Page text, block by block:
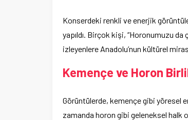
Konserdeki renkli ve enerjik
yapıldı. Birçok kişi, “Horonumuzu da
izleyenlere Anadolu’nun kültürel
Kemençe ve Horon
Görüntülerde, kemençe gibi yöresel
zamanda horon gibi geleneksel halk